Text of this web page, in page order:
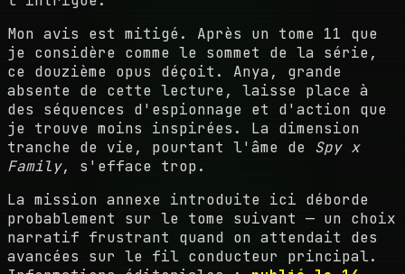
Mon avis est mitigé. Après un tome 11 que
je considère comme le sommet de la série,
ce douzième opus déçoit. Anya, grande
absente de cette lecture, laisse place à
des séquences d'espionnage et d'action que
je trouve moins inspirées. La dimension
tranche de vie, pourtant l'âme de Spy x
Family, s'efface trop.
La mission annexe introduite ici déborde
probablement sur le tome suivant — un choix
narratif frustrant quand on attendait des
avancées sur le fil conducteur principal.